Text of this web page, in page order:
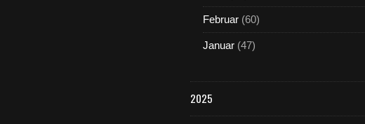
Februar (60)
Januar (47)
2025